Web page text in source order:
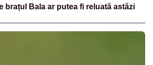
brațul Bala ar putea fi reluată astăzi